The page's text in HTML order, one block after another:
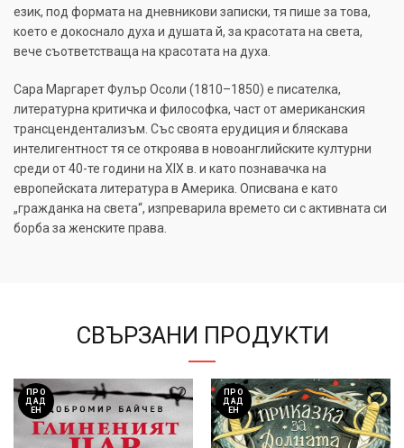
език, под формата на дневникови записки, тя пише за това,
което е докоснало духа и душата й, за красотата на света,
вече съответстваща на красотата на духа.
Сара Маргарет Фулър Осоли (1810–1850) е писателка,
литературна критичка и философка, част от американския
трансцендентализъм. Със своята ерудиция и бляскава
интелигентност тя се откроява в новоанглийските културни
среди от 40-те години на XIX в. и като познавачка на
европейската литература в Америка. Описвана е като
„гражданка на света“, изпреварила времето си с активната си
борба за женските права.
СВЪРЗАНИ ПРОДУКТИ
ПРО
ДАД
ЕН
ПРО
ДАД
ЕН